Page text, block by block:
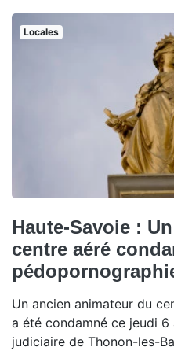
Locales
Haute-Savoie :
centre aéré
Un ancien animateur du
a été condamné ce jeudi
judiciaire de Thonon-les-